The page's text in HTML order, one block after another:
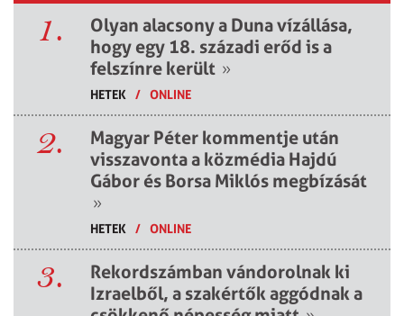
1.
Olyan alacsony a Duna vízállása,
hogy egy 18. századi erőd is a
felszínre került »
HETEK / ONLINE
2.
Magyar Péter kommentje után
visszavonta a közmédia Hajdú
Gábor és Borsa Miklós megbízását
»
HETEK / ONLINE
3.
Rekordszámban vándorolnak ki
Izraelből, a szakértők aggódnak a